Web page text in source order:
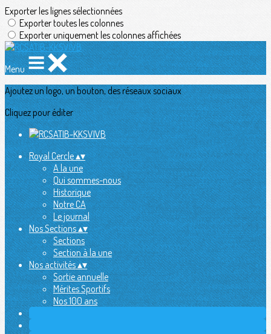
Exporter les lignes sélectionnées
Exporter toutes les colonnes
Exporter uniquement les colonnes affichées
Menu
Ajoutez un logo, un bouton, des réseaux sociaux
Cliquez pour éditer
Royal Cercle▴▾
A la une
Qui sommes-nous
Historique
Notre CA
Le journal
Nos Sections▴▾
Sections
Section à la une
Nos activités▴▾
Sortie annuelle
Mérites Sportifs
Nos 100 ans